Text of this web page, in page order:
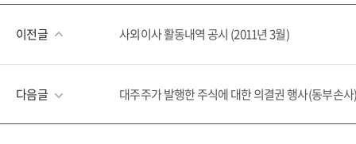
이전글 사외이사 활동내역 공시 (2011년 3월)
다음글 대주주가 발행한 주식에 대한 의결권 행사(동부손